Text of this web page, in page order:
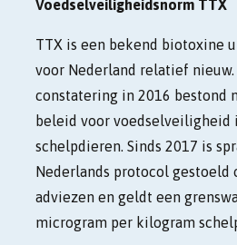
Voedselveiligheidsnorm TTX
TTX is een bekend biotoxine
voor Nederland relatief
constatering in 2016 bestond
beleid voor
schelpdieren. Sinds 2017 is
Nederlands protocol gestoeld
adviezen en geldt een
microgram per kilogram